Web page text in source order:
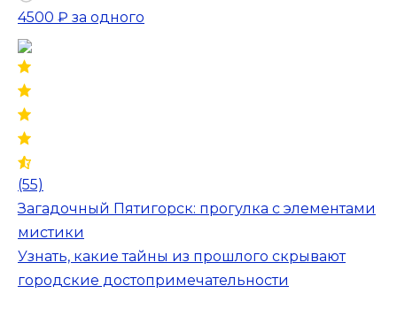
4500 ₽ за одного
(55)
Загадочный Пятигорск: прогулка с элементами
мистики
Узнать, какие тайны из прошлого скрывают
городские достопримечательности